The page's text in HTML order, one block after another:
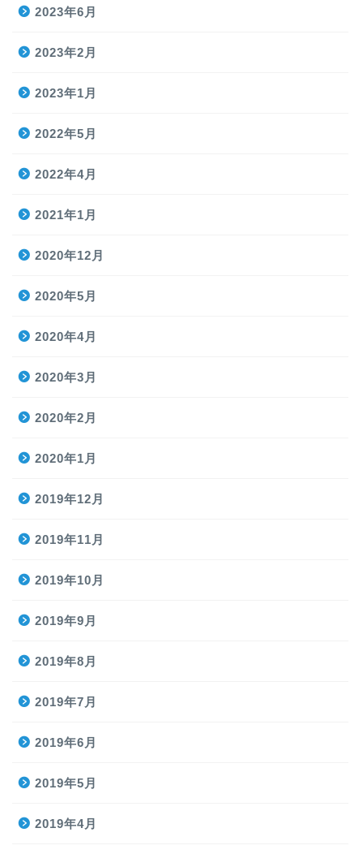
2023年6月
2023年2月
2023年1月
2022年5月
2022年4月
2021年1月
2020年12月
2020年5月
2020年4月
2020年3月
2020年2月
2020年1月
2019年12月
2019年11月
2019年10月
2019年9月
2019年8月
2019年7月
2019年6月
2019年5月
2019年4月